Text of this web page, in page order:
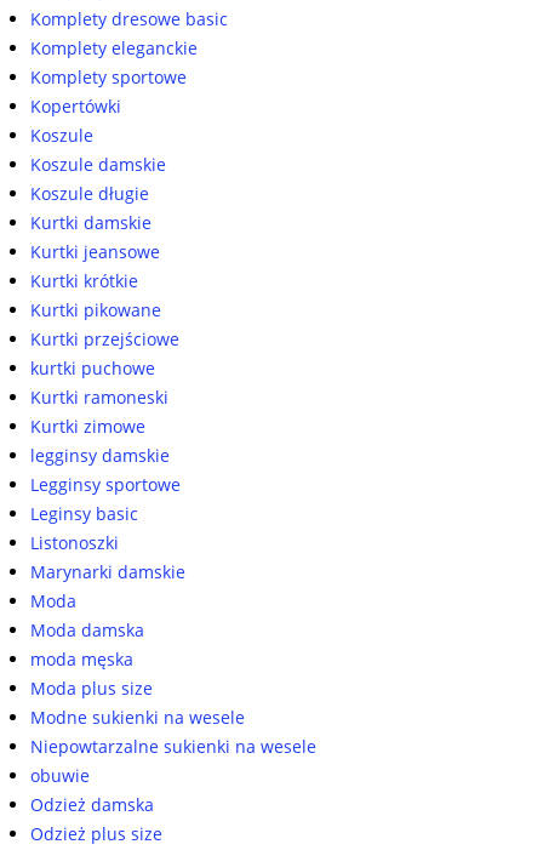
Komplety dresowe basic
Komplety eleganckie
Komplety sportowe
Kopertówki
Koszule
Koszule damskie
Koszule długie
Kurtki damskie
Kurtki jeansowe
Kurtki krótkie
Kurtki pikowane
Kurtki przejściowe
kurtki puchowe
Kurtki ramoneski
Kurtki zimowe
legginsy damskie
Legginsy sportowe
Leginsy basic
Listonoszki
Marynarki damskie
Moda
Moda damska
moda męska
Moda plus size
Modne sukienki na wesele
Niepowtarzalne sukienki na wesele
obuwie
Odzież damska
Odzież plus size